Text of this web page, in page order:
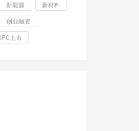
新能源 新材料
创业融资
IPO上市